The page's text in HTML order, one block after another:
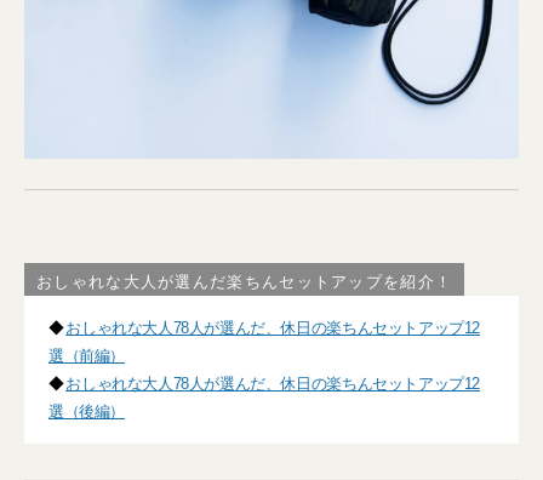
おしゃれな大人が選んだ楽ちんセットアップを紹介！
◆おしゃれな大人78人が選んだ、休日の楽ちんセットアップ12
選（前編）
◆おしゃれな大人78人が選んだ、休日の楽ちんセットアップ12
選（後編）